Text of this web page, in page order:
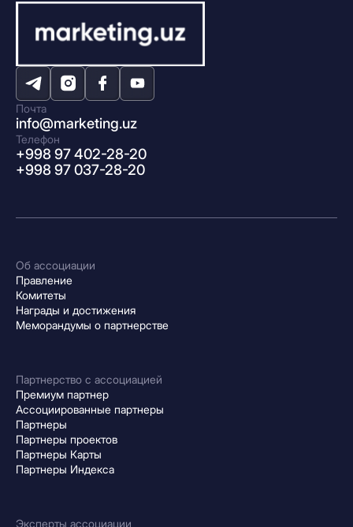
Почта
info@marketing.uz
Телефон
+998 97 402-28-20
+998 97 037-28-20
Об ассоциации
Правление
Комитеты
Награды и достижения
Меморандумы о партнерстве
Партнерство с ассоциацией
Премиум партнер
Ассоциированные партнеры
Партнеры
Партнеры проектов
Партнеры Карты
Партнеры Индекса
Эксперты ассоциации